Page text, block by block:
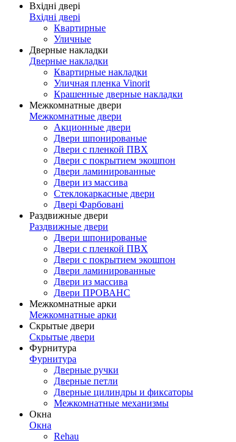
Вхідні двері
Вхідні двері
Квартирные
Уличные
Дверные накладки
Дверные накладки
Квартирные накладки
Уличная пленка Vinorit
Крашенные дверные накладки
Межкомнатные двери
Межкомнатные двери
Акционные двери
Двери шпонированые
Двери с пленкой ПВХ
Двери с покрытием экошпон
Двери ламинированные
Двери из массива
Стеклокаркасные двери
Двері Фарбовані
Раздвижные двери
Раздвижные двери
Двери шпонированые
Двери с пленкой ПВХ
Двери с покрытием экошпон
Двери ламинированные
Двери из массива
Двери ПРОВАНС
Межкомнатные арки
Межкомнатные арки
Скрытые двери
Скрытые двери
Фурнитура
Фурнитура
Дверные ручки
Дверные петли
Дверные цилиндры и фиксаторы
Межкомнатные механизмы
Окна
Окна
Rehau